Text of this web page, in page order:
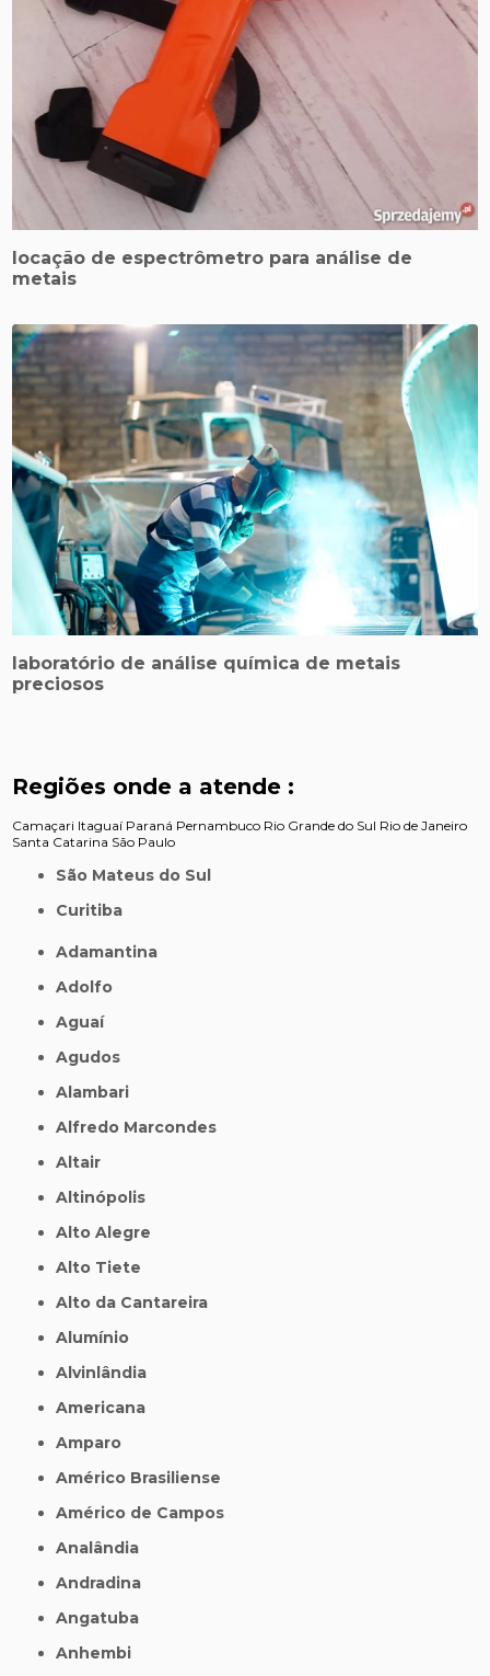
locação de espectrômetro para análise de
metais
laboratório de análise química de metais
preciosos
Regiões onde a atende :
Camaçari Itaguaí Paraná Pernambuco Rio Grande do Sul Rio de Janeiro
Santa Catarina São Paulo
São Mateus do Sul
Curitiba
Adamantina
Adolfo
Aguaí
Agudos
Alambari
Alfredo Marcondes
Altair
Altinópolis
Alto Alegre
Alto Tiete
Alto da Cantareira
Alumínio
Alvinlândia
Americana
Amparo
Américo Brasiliense
Américo de Campos
Analândia
Andradina
Angatuba
Anhembi